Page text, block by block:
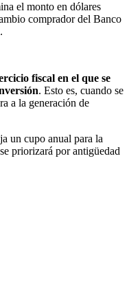
el monto en dólares
comprador del Banco
fiscal en el que se
. Esto es, cuando se
a la generación de
un cupo anual para la
priorizará por antigüedad